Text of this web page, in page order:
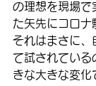
の理想を現場で
た矢先にコロナ
それはまさに、
て試されている
きな大きな変化